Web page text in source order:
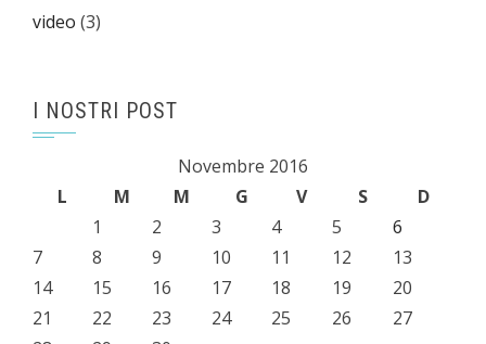
video (3)
I NOSTRI POST
Novembre 2016
L
M M G V S
D
1
2 3 4 5
6
7
8 9 10 11 12
13
14
15 16 17 18 19
20
21
22 23 24 25 26
27